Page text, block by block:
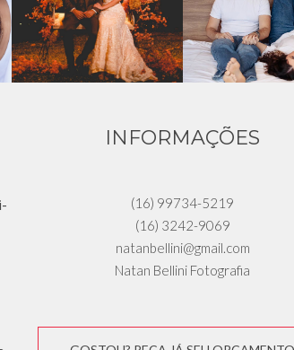
INFORMAÇÕES
(16) 99734-5219
(16) 3242-9069
natanbellini@gmail.com
Natan Bellini Fotografia